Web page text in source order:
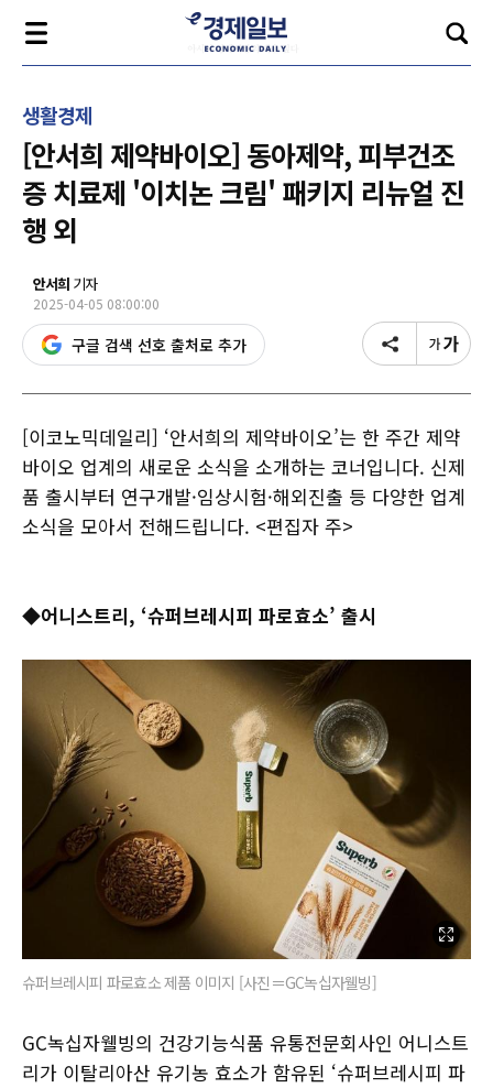
생활경제
[안서희 제약바이오] 동아제약, 피부건조
증 치료제 '이치논 크림' 패키지 리뉴얼 진
행 외
안서희 기자
2025-04-05 08:00:00
구글 검색 선호 출처로 추가
[이코노믹데일리] ‘안서희의 제약바이오’는 한 주간 제약
바이오 업계의 새로운 소식을 소개하는 코너입니다. 신제
품 출시부터 연구개발·임상시험·해외진출 등 다양한 업계
소식을 모아서 전해드립니다. <편집자 주>
◆어니스트리, ‘슈퍼브레시피 파로효소’ 출시
슈퍼브레시피 파로효소 제품 이미지 [사진＝GC녹십자웰빙]
GC녹십자웰빙의 건강기능식품 유통전문회사인 어니스트
리가 이탈리아산 유기농 효소가 함유된 ‘슈퍼브레시피 파